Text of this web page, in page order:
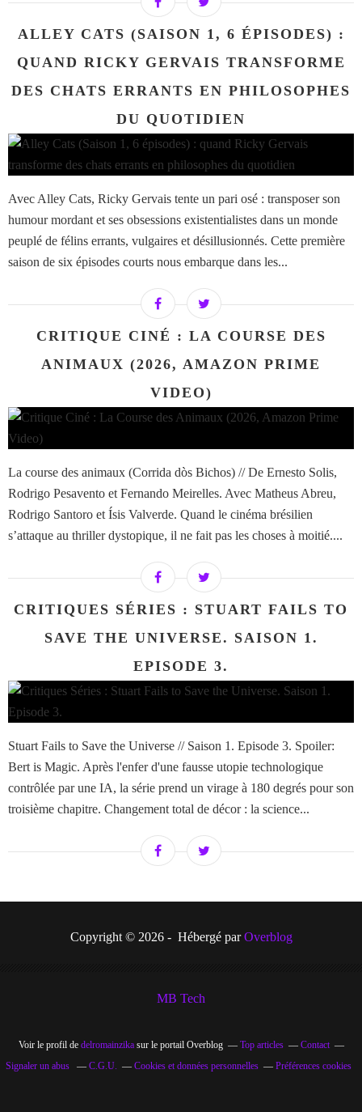
ALLEY CATS (SAISON 1, 6 ÉPISODES) :
QUAND RICKY GERVAIS TRANSFORME
DES CHATS ERRANTS EN PHILOSOPHES
DU QUOTIDIEN
Avec Alley Cats, Ricky Gervais tente un pari osé : transposer son
humour mordant et ses obsessions existentialistes dans un monde
peuplé de félins errants, vulgaires et désillusionnés. Cette première
saison de six épisodes courts nous embarque dans les...
CRITIQUE CINÉ : LA COURSE DES
ANIMAUX (2026, AMAZON PRIME
VIDEO)
La course des animaux (Corrida dòs Bichos) // De Ernesto Solis,
Rodrigo Pesavento et Fernando Meirelles. Avec Matheus Abreu,
Rodrigo Santoro et Ísis Valverde. Quand le cinéma brésilien
s’attaque au thriller dystopique, il ne fait pas les choses à moitié....
CRITIQUES SÉRIES : STUART FAILS TO
SAVE THE UNIVERSE. SAISON 1.
EPISODE 3.
Stuart Fails to Save the Universe // Saison 1. Episode 3. Spoiler:
Bert is Magic. Après l'enfer d'une fausse utopie technologique
contrôlée par une IA, la série prend un virage à 180 degrés pour son
troisième chapitre. Changement total de décor : la science...
Copyright © 2026 - Hébergé parOverblog
MB Tech
Voir le profil de delromainzikasur le portail Overblog Top articles
Contact
Signaler un abus
C.G.U. Cookies et données personnelles Préférences cookies